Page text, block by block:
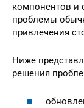
компонентов и
проблемы
привлечения
Ниже
решения